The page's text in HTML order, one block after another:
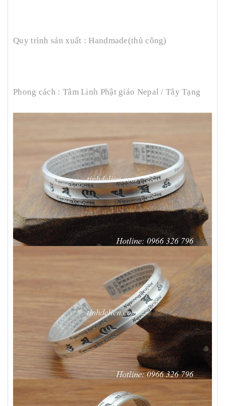
Quy trình sản xuất : Handmade(thủ công)
Phong cách : Tâm Linh Phật giáo Nepal / Tây Tạng